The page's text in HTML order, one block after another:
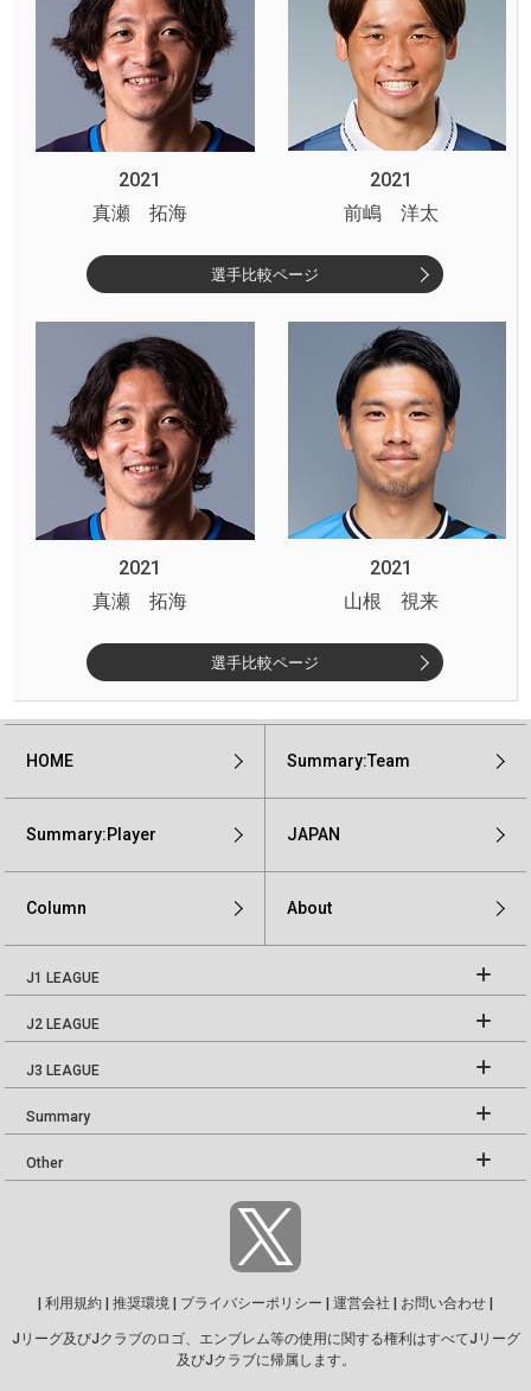
2021
2021
真瀬 拓海
前嶋 洋太
選手比較ページ
2021
2021
真瀬 拓海
山根 視来
選手比較ページ
HOME Summary:Team
Summary:Player JAPAN
Column About
J1 LEAGUE
J2 LEAGUE
J3 LEAGUE
Summary
Other
利用規約 推奨環境 プライバシーポリシー 運営会社 お問い合わせ
Jリーグ及びJクラブのロゴ、エンブレム等の使用に関する権利はすべてJリーグ
及びJクラブに帰属します。